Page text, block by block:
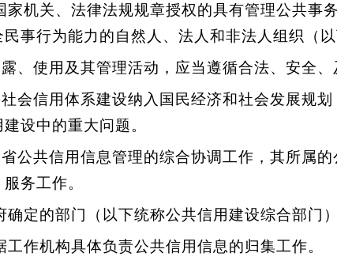
机关、法律法规规章授权的具有管理公共事
事行为能力的自然人、法人和非法人组织（
使用及其管理活动，应当遵循合法、安全、
信用体系建设纳入国民经济和社会发展规
设中的重大问题。
共信用信息管理的综合协调工作，其所属
务工作。
定的部门（以下统称公共信用建设综合部门
作机构具体负责公共信用信息的归集工作。